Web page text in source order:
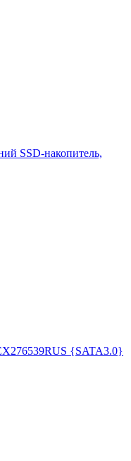
SSD-накопитель,
{SATA3.0}